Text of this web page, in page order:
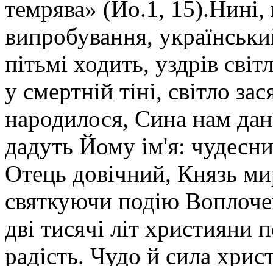
темрява» (Йо.1, 15).Нині,
випробування,
пітьмі ходить, уздрів
у смертній тіні, світло
народилося, Сина нам
дадуть Йому ім'я:
Отець довічний, Князь
святкуючи подію
дві тисячі літ
радість. Чудо й сила